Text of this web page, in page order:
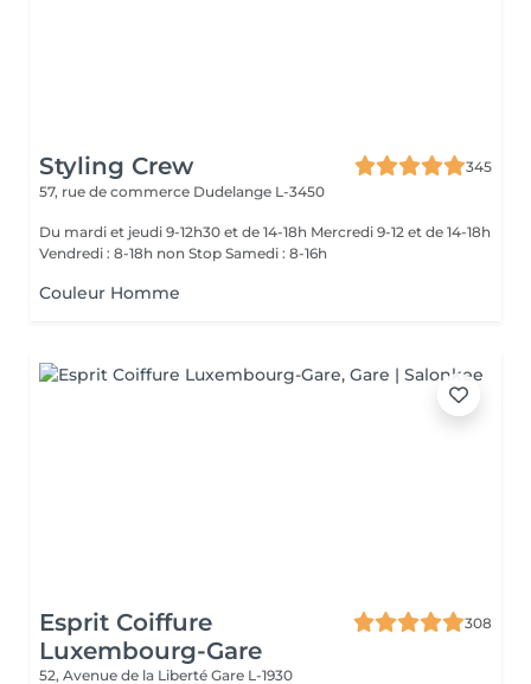
Styling Crew
345
57, rue de commerce Dudelange L-3450
Du mardi et jeudi 9-12h30 et de 14-18h Mercredi 9-12 et de 14-18h
Vendredi : 8-18h non Stop Samedi : 8-16h
Couleur Homme
Esprit Coiffure
Luxembourg-Gare
308
52, Avenue de la Liberté Gare L-1930